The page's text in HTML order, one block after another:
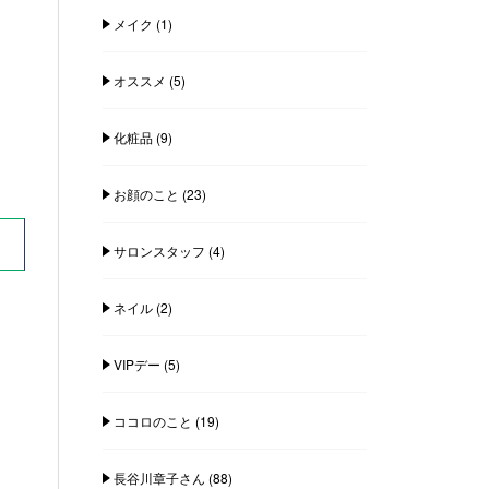
メイク (1)
オススメ (5)
化粧品(9)
お顔のこと (23)
サロンスタッフ (4)
ネイル(2)
VIPデー (5)
ココロのこと (19)
長谷川章子さん (88)